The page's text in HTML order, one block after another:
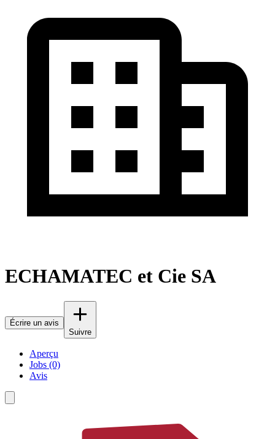
ECHAMATEC et Cie SA
Écrire un avis
Suivre
Aperçu
Jobs (0)
Avis